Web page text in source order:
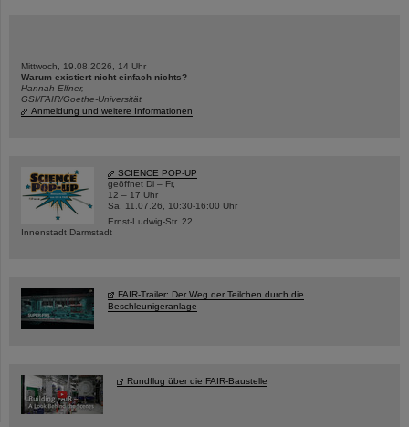
Mittwoch, 19.08.2026, 14 Uhr
Warum existiert nicht einfach nichts?
Hannah Elfner,
GSI/FAIR/Goethe-Universität
Anmeldung und weitere Informationen
SCIENCE POP-UP
geöffnet Di – Fr,
12 – 17 Uhr
Sa, 11.07.26, 10:30-16:00 Uhr
Ernst-Ludwig-Str. 22
Innenstadt Darmstadt
FAIR-Trailer: Der Weg der Teilchen durch die
Beschleunigeranlage
Rundflug über die FAIR-Baustelle